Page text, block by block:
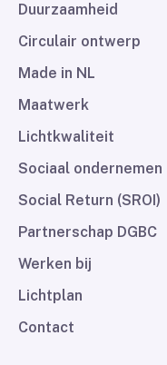
Duurzaamheid
Circulair ontwerp
Made in NL
Maatwerk
Lichtkwaliteit
Sociaal ondernemen
Social Return (SROI)
Partnerschap DGBC
Werken bij
Lichtplan
Contact